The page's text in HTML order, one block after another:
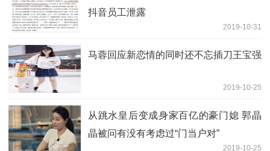
抖音员工泄露
2019-10-31
马蓉回应新恋情的同时还不忘插刀王宝强
2019-10-25
从跳水皇后变成身家百亿的豪门媳 郭晶
晶被问有没有考虑过“门当户对”
2019-10-25